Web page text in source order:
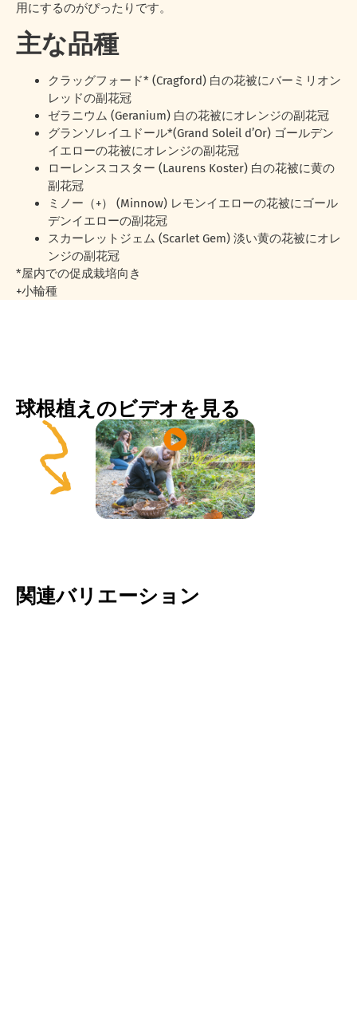
用にするのがぴったりです。
主な品種
クラッグフォード* (Cragford) 白の花被にバーミリオン
レッドの副花冠
ゼラニウム (Geranium) 白の花被にオレンジの副花冠
グランソレイユドール*(Grand Soleil d’Or) ゴールデン
イエローの花被にオレンジの副花冠
ローレンスコスター (Laurens Koster) 白の花被に黄の
副花冠
ミノー（+） (Minnow) レモンイエローの花被にゴール
デンイエローの副花冠
スカーレットジェム (Scarlet Gem) 淡い黄の花被にオレ
ンジの副花冠
*屋内での促成栽培向き
+小輪種
球根植えのビデオを見る
関連バリエーション